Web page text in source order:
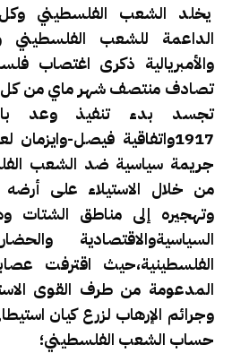
يخلد الشعب الفلسطيني
الداعمة للشعب الفلسطيني
تصادف منتصف شهر ماي من كل
تجسد بدء تنفيذ وعد
جريمة سياسية ضد الشعب
من خلال الاستيلاء على
وتهجيره إلى مناطق
السياسيةوالاقتصادية
الفلسطينية،حيث اقترفت
المدعومة من طرف القوى
وجرائم الإرهاب لزرع كيان
حساب الشعب الفلسطيني؛